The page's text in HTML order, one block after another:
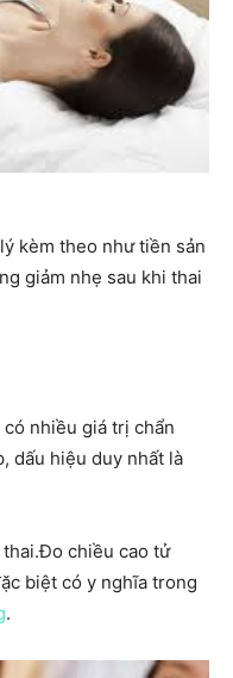
kèm theo như tiền sản
giảm nhẹ sau khi thai
nhiều giá trị chẩn
dấu hiệu duy nhất là
chiều cao tử
biệt có y nghĩa trong
.